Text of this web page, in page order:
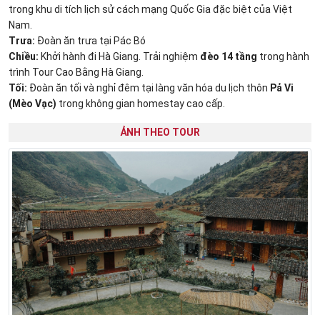
trong khu di tích lịch sử cách mạng Quốc Gia đặc biệt của Việt
Nam.
Trưa: Đoàn ăn trưa tại Pác Bó
Chiều: Khởi hành đi Hà Giang. Trải nghiệm đèo 14 tầng trong hành
trình Tour Cao Bằng Hà Giang.
Tối: Đoàn ăn tối và nghỉ đêm tại làng văn hóa du lịch thôn Pả Vi
(Mèo Vạc) trong không gian homestay cao cấp.
ẢNH THEO TOUR